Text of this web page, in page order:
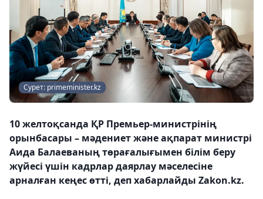
Сурет: primeminister.kz
10 желтоқсанда ҚР Премьер-министрінің
орынбасары – мәдениет және ақпарат министрі
Аида Балаеваның төрағалығымен білім беру
жүйесі үшін кадрлар даярлау мәселесіне
арналған кеңес өтті, деп хабарлайды Zakon.kz.